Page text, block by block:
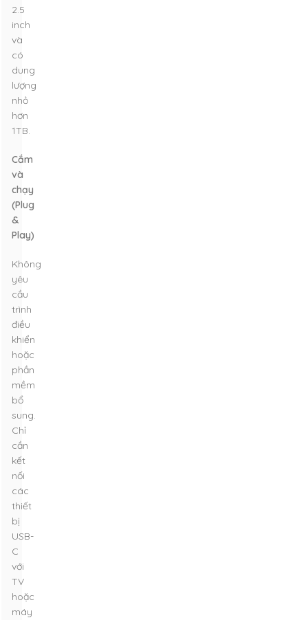
2.5
inch
và
có
dung
lượng
nhỏ
hơn
1TB.
Cắm
và
chạy
(Plug
&
Play)
Không
yêu
cầu
trình
điều
khiển
hoặc
phần
mềm
bổ
sung.
Chỉ
cần
kết
nối
các
thiết
bị
USB-
C
với
TV
hoặc
máy